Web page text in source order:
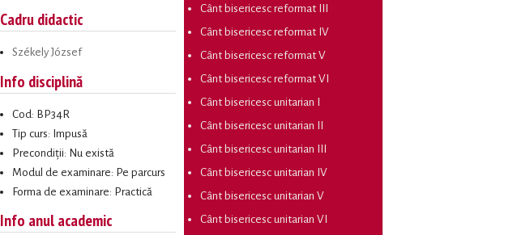
Cadru didactic
Székely József
Info disciplină
Cod: BP34R
Tip curs: Impusă
Precondiții: Nu există
Modul de examinare: Pe parcurs
Forma de examinare: Practică
Info anul academic
Cânt bisericesc reformat III
Cânt bisericesc reformat IV
Cânt bisericesc reformat V
Cânt bisericesc reformat VI
Cânt bisericesc unitarian I
Cânt bisericesc unitarian II
Cânt bisericesc unitarian III
Cânt bisericesc unitarian IV
Cânt bisericesc unitarian V
Cânt bisericesc unitarian VI